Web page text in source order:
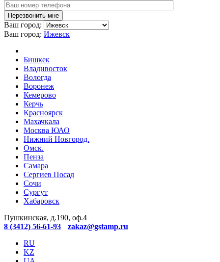
Ваш город:
Ваш город: Ижевск
Бишкек
Владивосток
Вологда
Воронеж
Кемерово
Керчь
Красноярск
Махачкала
Москва ЮАО
Нижний Новгород.
Омск.
Пенза
Самара
Сергиев Посад
Сочи
Сургут
Хабаровск
Пушкинская, д.190, оф.4
8 (3412) 56-61-93
zakaz@gstamp.ru
RU
KZ